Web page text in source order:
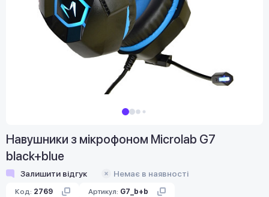
Навушники з мікрофоном Microlab G7
black+blue
Залишити відгук Немає в наявності
Код: 2769 Артикул: G7_b+b